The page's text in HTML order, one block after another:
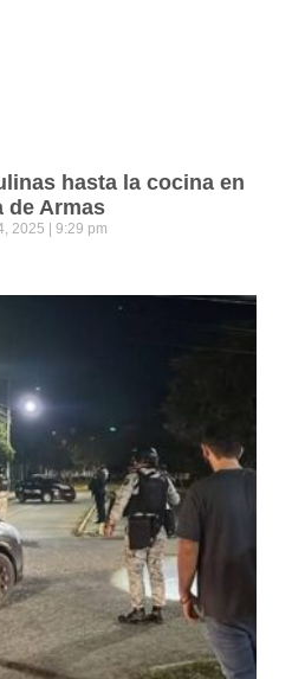
hasta la cocina en
de Armas
2025 9:29 pm